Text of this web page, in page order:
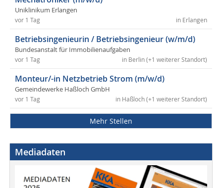
Uniklinikum Erlangen
in Erlangen
vor 1 Tag
Betriebsingenieurin / Betriebsingenieur (w/m/d)
Bundesanstalt für Immobilienaufgaben
in Berlin (+1 weiterer Standort)
vor 1 Tag
Monteur/-in Netzbetrieb Strom (m/w/d)
Gemeindewerke Haßloch GmbH
in Haßloch (+1 weiterer Standort)
vor 1 Tag
Mehr Stellen
Mediadaten